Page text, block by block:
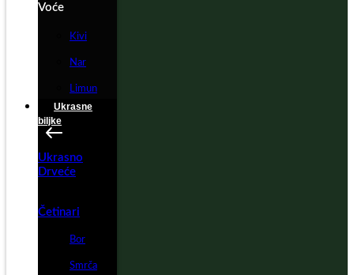
Voće
Kivi
Nar
Limun
Ukrasne
biljke
Ukrasno
Drveće
Četinari
Bor
Smrča